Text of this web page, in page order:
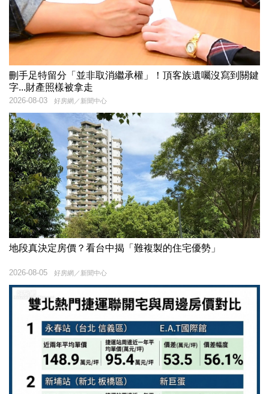
刪手足特留分「並非取消繼承權」！頂客族遺囑沒寫到關鍵
字...財產照樣被拿走
好房網／新聞中心
2026-08-03
地段真決定房價？看台中揭「難複製的住宅優勢」
好房網／新聞中心
2026-08-05